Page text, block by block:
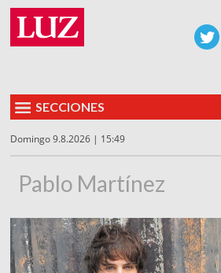
SECCIONES
Domingo 9.8.2026 | 15:49
Pablo Martínez